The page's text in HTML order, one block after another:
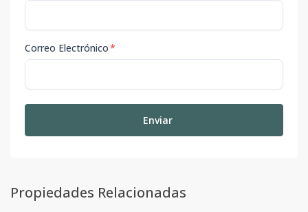
Correo Electrónico*
Enviar
Propiedades Relacionadas